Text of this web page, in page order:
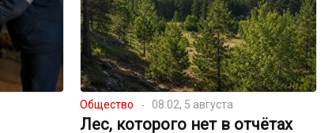
Общество 08:02, 5 августа
Лес, которого нет в отчётах